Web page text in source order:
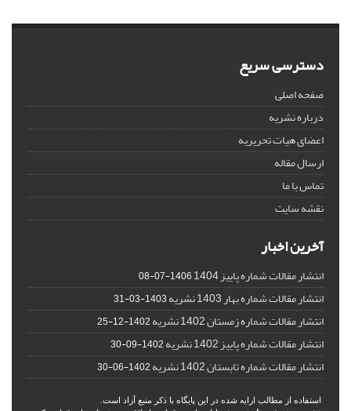
دسترسی سریع
صفحه اصلی
درباره نشریه
اعضای هیات تحریریه
ارسال مقاله
تماس با ما
نقشه سایت
آخرین اخبار
انتشار مقالات شماره پاییز 1404 1406-07-08
انتشار مقالات شماره بهار 1403 نشریه 1403-03-31
انتشار مقالات شماره زمستان 1402 نشریه 1402-12-25
انتشار مقالات شماره پاییز 1402 نشریه 1402-09-30
انتشار مقالات شماره تابستان 1402 نشریه 1402-06-30
استفاده از مطالب ارایه شده در این پایگاه با ذکر منبع آزاد است.